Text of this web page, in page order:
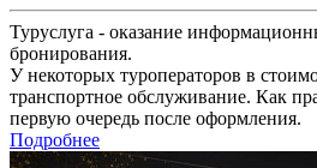
Туруслуга - оказание
бронирования.
У некоторых туроператоров в
транспортное обслуживание. Как
первую очередь после оформления.
Подробнее